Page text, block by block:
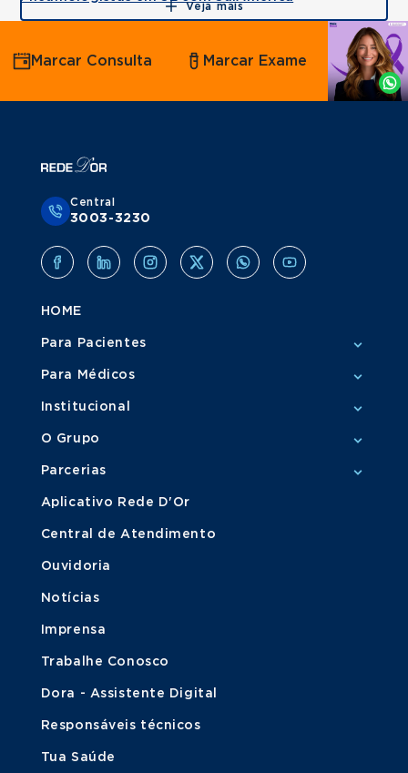
Veja mais
Agende
por
Whatsapp
Marcar Consulta Marcar Exame
Central
3003-3230
HOME
Para Pacientes
Para Médicos
Institucional
O Grupo
Parcerias
Aplicativo Rede D'Or
Central de Atendimento
Ouvidoria
Notícias
Imprensa
Trabalhe Conosco
Dora - Assistente Digital
Responsáveis técnicos
Tua Saúde